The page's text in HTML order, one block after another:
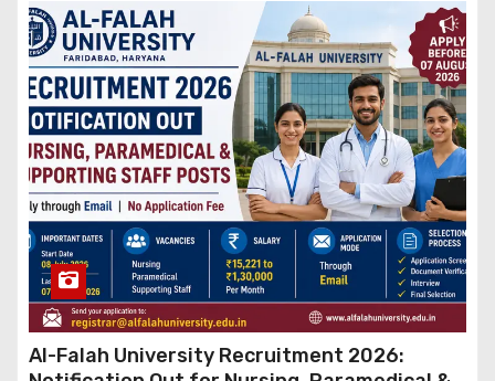
Al-Falah University Recruitment 2026: